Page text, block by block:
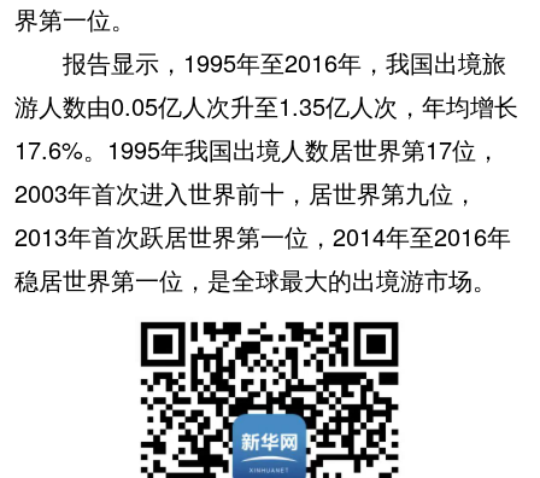
界第一位。
报告显示，1995年至2016年，我国出境旅
游人数由0.05亿人次升至1.35亿人次，年均增长
17.6%。1995年我国出境人数居世界第17位，
2003年首次进入世界前十，居世界第九位，
2013年首次跃居世界第一位，2014年至2016年
稳居世界第一位，是全球最大的出境游市场。